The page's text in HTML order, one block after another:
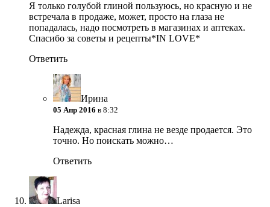
Я только голубой глиной пользуюсь, но красную и не
встречала в продаже, может, просто на глаза не
попадалась, надо посмотреть в магазинах и аптеках.
Спасибо за советы и рецепты*IN LOVE*
Ответить
Ирина
05 Апр 2016 в 8:32
Надежда, красная глина не везде продается. Это
точно. Но поискать можно…
Ответить
Larisa